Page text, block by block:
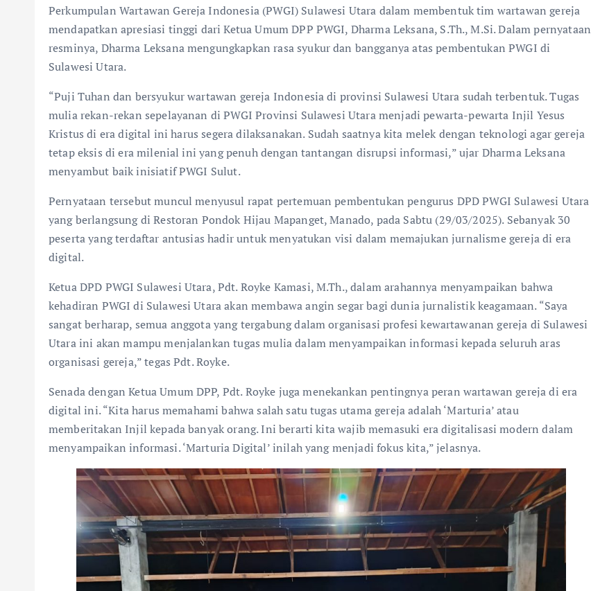
Perkumpulan Wartawan Gereja Indonesia (PWGI) Sulawesi Utara dalam membentuk tim wartawan gereja
mendapatkan apresiasi tinggi dari Ketua Umum DPP PWGI, Dharma Leksana, S.Th., M.Si. Dalam pernyataan
resminya, Dharma Leksana mengungkapkan rasa syukur dan bangganya atas pembentukan PWGI di
Sulawesi Utara.
“Puji Tuhan dan bersyukur wartawan gereja Indonesia di provinsi Sulawesi Utara sudah terbentuk. Tugas
mulia rekan-rekan sepelayanan di PWGI Provinsi Sulawesi Utara menjadi pewarta-pewarta Injil Yesus
Kristus di era digital ini harus segera dilaksanakan. Sudah saatnya kita melek dengan teknologi agar gereja
tetap eksis di era milenial ini yang penuh dengan tantangan disrupsi informasi,” ujar Dharma Leksana
menyambut baik inisiatif PWGI Sulut.
Pernyataan tersebut muncul menyusul rapat pertemuan pembentukan pengurus DPD PWGI Sulawesi Utara
yang berlangsung di Restoran Pondok Hijau Mapanget, Manado, pada Sabtu (29/03/2025). Sebanyak 30
peserta yang terdaftar antusias hadir untuk menyatukan visi dalam memajukan jurnalisme gereja di era
digital.
Ketua DPD PWGI Sulawesi Utara, Pdt. Royke Kamasi, M.Th., dalam arahannya menyampaikan bahwa
kehadiran PWGI di Sulawesi Utara akan membawa angin segar bagi dunia jurnalistik keagamaan. “Saya
sangat berharap, semua anggota yang tergabung dalam organisasi profesi kewartawanan gereja di Sulawesi
Utara ini akan mampu menjalankan tugas mulia dalam menyampaikan informasi kepada seluruh aras
organisasi gereja,” tegas Pdt. Royke.
Senada dengan Ketua Umum DPP, Pdt. Royke juga menekankan pentingnya peran wartawan gereja di era
digital ini. “Kita harus memahami bahwa salah satu tugas utama gereja adalah ‘Marturia’ atau
memberitakan Injil kepada banyak orang. Ini berarti kita wajib memasuki era digitalisasi modern dalam
menyampaikan informasi. ‘Marturia Digital’ inilah yang menjadi fokus kita,” jelasnya.